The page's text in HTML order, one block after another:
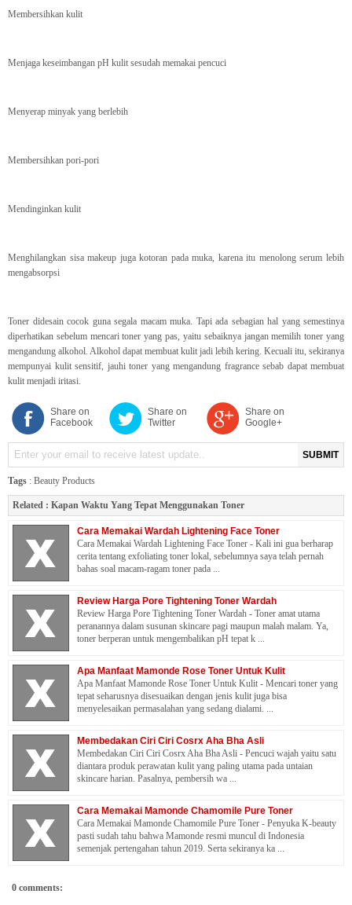
Membersihkan kulit
Menjaga keseimbangan pH kulit sesudah memakai pencuci
Menyerap minyak yang berlebih
Membersihkan pori-pori
Mendinginkan kulit
Menghilangkan sisa makeup juga kotoran pada muka, karena itu menolong serum lebih
mengabsorpsi
Toner didesain cocok guna segala macam muka. Tapi ada sebagian hal yang semestinya
diperhatikan sebelum mencari toner yang pas, yaitu sebaiknya jangan memilih toner yang
mengandung alkohol. Alkohol dapat membuat kulit jadi lebih kering. Kecuali itu, sekiranya
mempunyai kulit sensitif, jauhi toner yang mengandung fragrance sebab dapat membuat
kulit menjadi iritasi.
Share on
Facebook
Share on
Twitter
Share on
Google+
SUBMIT
Tags : Beauty Products
Related : Kapan Waktu Yang Tepat Menggunakan Toner
Cara Memakai Wardah Lightening Face Toner
Cara Memakai Wardah Lightening Face Toner - Kali ini gua berharap
cerita tentang exfoliating toner lokal, sebelumnya saya telah pernah
bahas soal macam-ragam toner pada ...
Review Harga Pore Tightening Toner Wardah
Review Harga Pore Tightening Toner Wardah - Toner amat utama
peranannya dalam susunan skincare pagi maupun malah malam. Ya,
toner berperan untuk mengembalikan pH tepat k ...
Apa Manfaat Mamonde Rose Toner Untuk Kulit
Apa Manfaat Mamonde Rose Toner Untuk Kulit - Mencari toner yang
tepat seharusnya disesuaikan dengan jenis kulit juga bisa
menyelesaikan permasalahan yang sedang dialami. ...
Membedakan Ciri Ciri Cosrx Aha Bha Asli
Membedakan Ciri Ciri Cosrx Aha Bha Asli - Pencuci wajah yaitu satu
diantara produk perawatan kulit yang paling utama pada untaian
skincare harian. Pasalnya, pembersih wa ...
Cara Memakai Mamonde Chamomile Pure Toner
Cara Memakai Mamonde Chamomile Pure Toner - Penyuka K-beauty
pasti sudah tahu bahwa Mamonde resmi muncul di Indonesia
semenjak pertengahan tahun 2019. Serta sekiranya ka ...
0 comments: